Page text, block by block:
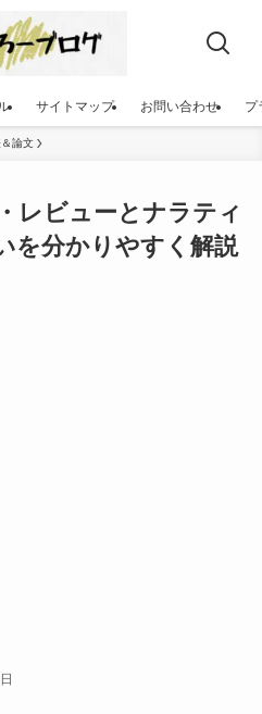
サイトマップ お問い合わせ プ
論文
レビューとナラティ
を分かりやすく解説